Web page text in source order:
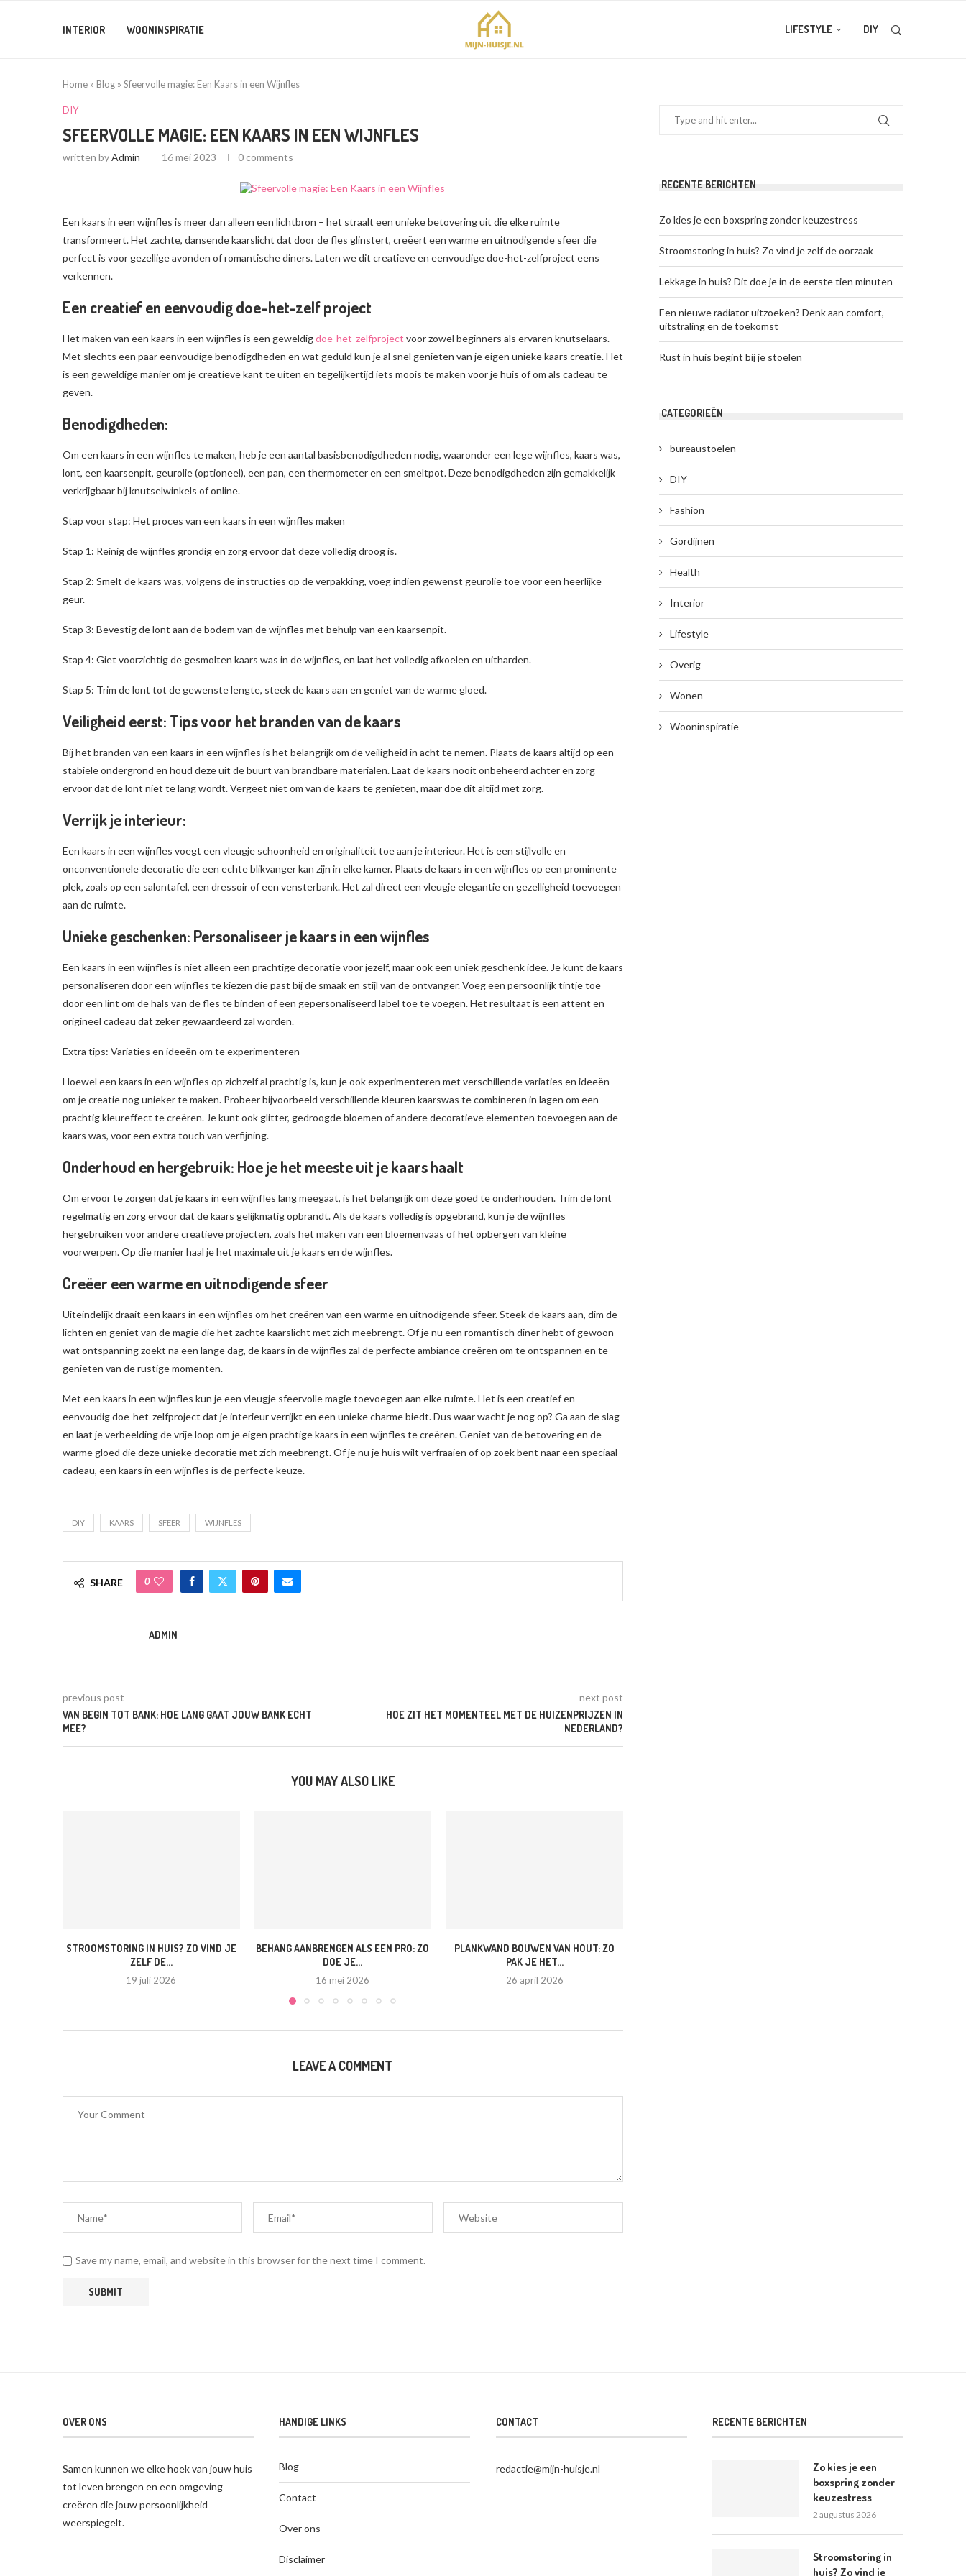
INTERIOR WOONINSPIRATIE LIFESTYLE DIY
Home » Blog » Sfeervolle magie: Een Kaars in een Wijnfles
DIY
SFEERVOLLE MAGIE: EEN KAARS IN EEN WIJNFLES
written byAdmin 16 mei 2023 0 comments
Een kaars in een wijnfles is meer dan alleen een lichtbron – het straalt een unieke betovering uit die elke ruimte
transformeert. Het zachte, dansende kaarslicht dat door de fles glinstert, creëert een warme en uitnodigende sfeer die
perfect is voor gezellige avonden of romantische diners. Laten we dit creatieve en eenvoudige doe-het-zelfproject eens
verkennen.
Een creatief en eenvoudig doe-het-zelf project
Het maken van een kaars in een wijnfles is een geweldigdoe-het-zelfproject voor zowel beginners als ervaren knutselaars.
Met slechts een paar eenvoudige benodigdheden en wat geduld kun je al snel genieten van je eigen unieke kaars creatie. Het
is een geweldige manier om je creatieve kant te uiten en tegelijkertijd iets moois te maken voor je huis of om als cadeau te
geven.
Benodigdheden:
Om een kaars in een wijnfles te maken, heb je een aantal basisbenodigdheden nodig, waaronder een lege wijnfles, kaars was,
lont, een kaarsenpit, geurolie (optioneel), een pan, een thermometer en een smeltpot. Deze benodigdheden zijn gemakkelijk
verkrijgbaar bij knutselwinkels of online.
Stap voor stap: Het proces van een kaars in een wijnfles maken
Stap 1: Reinig de wijnfles grondig en zorg ervoor dat deze volledig droog is.
Stap 2: Smelt de kaars was, volgens de instructies op de verpakking, voeg indien gewenst geurolie toe voor een heerlijke
geur.
Stap 3: Bevestig de lont aan de bodem van de wijnfles met behulp van een kaarsenpit.
Stap 4: Giet voorzichtig de gesmolten kaars was in de wijnfles, en laat het volledig afkoelen en uitharden.
Stap 5: Trim de lont tot de gewenste lengte, steek de kaars aan en geniet van de warme gloed.
Veiligheid eerst: Tips voor het branden van de kaars
Bij het branden van een kaars in een wijnfles is het belangrijk om de veiligheid in acht te nemen. Plaats de kaars altijd op een
stabiele ondergrond en houd deze uit de buurt van brandbare materialen. Laat de kaars nooit onbeheerd achter en zorg
ervoor dat de lont niet te lang wordt. Vergeet niet om van de kaars te genieten, maar doe dit altijd met zorg.
Verrijk je interieur:
Een kaars in een wijnfles voegt een vleugje schoonheid en originaliteit toe aan je interieur. Het is een stijlvolle en
onconventionele decoratie die een echte blikvanger kan zijn in elke kamer. Plaats de kaars in een wijnfles op een prominente
plek, zoals op een salontafel, een dressoir of een vensterbank. Het zal direct een vleugje elegantie en gezelligheid toevoegen
aan de ruimte.
Unieke geschenken: Personaliseer je kaars in een wijnfles
Een kaars in een wijnfles is niet alleen een prachtige decoratie voor jezelf, maar ook een uniek geschenk idee. Je kunt de kaars
personaliseren door een wijnfles te kiezen die past bij de smaak en stijl van de ontvanger. Voeg een persoonlijk tintje toe
door een lint om de hals van de fles te binden of een gepersonaliseerd label toe te voegen. Het resultaat is een attent en
origineel cadeau dat zeker gewaardeerd zal worden.
Extra tips: Variaties en ideeën om te experimenteren
Hoewel een kaars in een wijnfles op zichzelf al prachtig is, kun je ook experimenteren met verschillende variaties en ideeën
om je creatie nog unieker te maken. Probeer bijvoorbeeld verschillende kleuren kaarswas te combineren in lagen om een
prachtig kleureffect te creëren. Je kunt ook glitter, gedroogde bloemen of andere decoratieve elementen toevoegen aan de
kaars was, voor een extra touch van verfijning.
Onderhoud en hergebruik: Hoe je het meeste uit je kaars haalt
Om ervoor te zorgen dat je kaars in een wijnfles lang meegaat, is het belangrijk om deze goed te onderhouden. Trim de lont
regelmatig en zorg ervoor dat de kaars gelijkmatig opbrandt. Als de kaars volledig is opgebrand, kun je de wijnfles
hergebruiken voor andere creatieve projecten, zoals het maken van een bloemenvaas of het opbergen van kleine
voorwerpen. Op die manier haal je het maximale uit je kaars en de wijnfles.
Creëer een warme en uitnodigende sfeer
Uiteindelijk draait een kaars in een wijnfles om het creëren van een warme en uitnodigende sfeer. Steek de kaars aan, dim de
lichten en geniet van de magie die het zachte kaarslicht met zich meebrengt. Of je nu een romantisch diner hebt of gewoon
wat ontspanning zoekt na een lange dag, de kaars in de wijnfles zal de perfecte ambiance creëren om te ontspannen en te
genieten van de rustige momenten.
Met een kaars in een wijnfles kun je een vleugje sfeervolle magie toevoegen aan elke ruimte. Het is een creatief en
eenvoudig doe-het-zelfproject dat je interieur verrijkt en een unieke charme biedt. Dus waar wacht je nog op? Ga aan de slag
en laat je verbeelding de vrije loop om je eigen prachtige kaars in een wijnfles te creëren. Geniet van de betovering en de
warme gloed die deze unieke decoratie met zich meebrengt. Of je nu je huis wilt verfraaien of op zoek bent naar een speciaal
cadeau, een kaars in een wijnfles is de perfecte keuze.
DIY KAARS SFEER WIJNFLES
SHARE 0
ADMIN
previous post
VAN BEGIN TOT BANK: HOE LANG GAAT JOUW BANK ECHT
MEE?
next post
HOE ZIT HET MOMENTEEL MET DE HUIZENPRIJZEN IN
NEDERLAND?
YOU MAY ALSO LIKE
STROOMSTORING IN HUIS? ZO VIND JE
ZELF DE...
19 juli 2026
BEHANG AANBRENGEN ALS EEN PRO: ZO
DOE JE...
16 mei 2026
PLANKWAND BOUWEN VAN HOUT: ZO
PAK JE HET...
26 april 2026
LEAVE A COMMENT
Save my name, email, and website in this browser for the next time I comment.
RECENTE BERICHTEN
Zo kies je een boxspring zonder keuzestress
Stroomstoring in huis? Zo vind je zelf de oorzaak
Lekkage in huis? Dit doe je in de eerste tien minuten
Een nieuwe radiator uitzoeken? Denk aan comfort,
uitstraling en de toekomst
Rust in huis begint bij je stoelen
CATEGORIEËN
bureaustoelen
DIY
Fashion
Gordijnen
Health
Interior
Lifestyle
Overig
Wonen
Wooninspiratie
OVER ONS
Samen kunnen we elke hoek van jouw huis
tot leven brengen en een omgeving
creëren die jouw persoonlijkheid
weerspiegelt.
HANDIGE LINKS
Blog
Contact
Over ons
Disclaimer
CONTACT
redactie@mijn-huisje.nl
RECENTE BERICHTEN
Zo kies je een
boxspring zonder
keuzestress
2 augustus 2026
Stroomstoring in
huis? Zo vind je